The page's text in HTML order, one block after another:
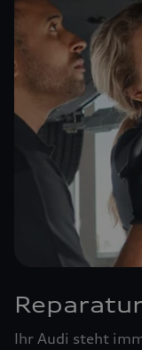
Reparatur
Ihr Audi steht